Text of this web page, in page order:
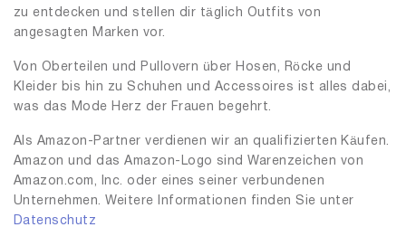
zu entdecken und stellen dir täglich Outfits von
angesagten Marken vor.
Von Oberteilen und Pullovern über Hosen, Röcke und
Kleider bis hin zu Schuhen und Accessoires ist alles dabei,
was das Mode Herz der Frauen begehrt.
Als Amazon-Partner verdienen wir an qualifizierten Käufen.
Amazon und das Amazon-Logo sind Warenzeichen von
Amazon.com, Inc. oder eines seiner verbundenen
Unternehmen. Weitere Informationen finden Sie unter
Datenschutz